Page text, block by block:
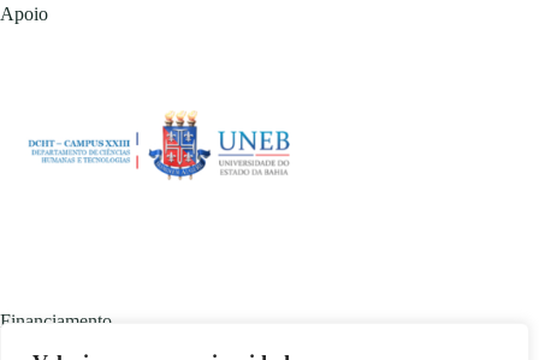
Apoio
Financiamento